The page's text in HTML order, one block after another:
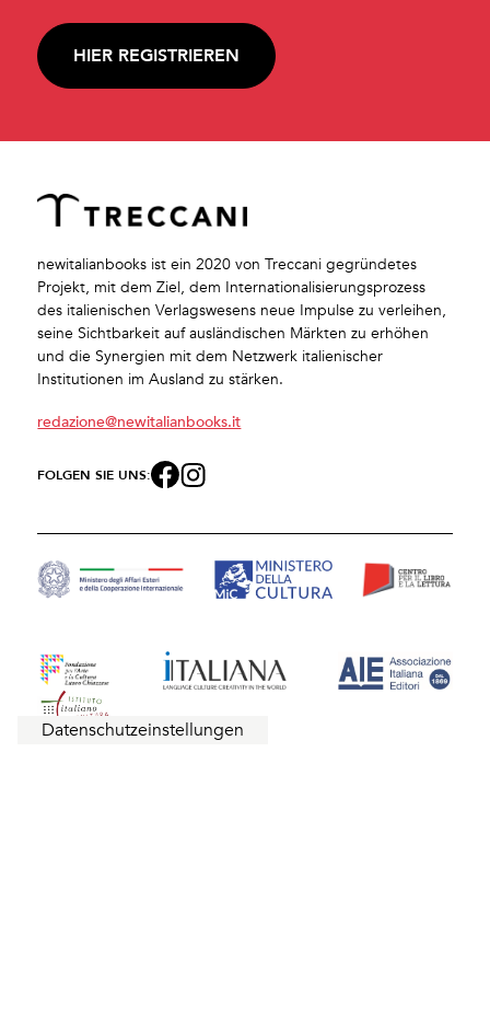
HIER REGISTRIEREN
newitalianbooks ist ein 2020 von Treccani gegründetes
Projekt, mit dem Ziel, dem Internationalisierungsprozess
des italienischen Verlagswesens neue Impulse zu verleihen,
seine Sichtbarkeit auf ausländischen Märkten zu erhöhen
und die Synergien mit dem Netzwerk italienischer
Institutionen im Ausland zu stärken.
redazione@newitalianbooks.it
FOLGEN SIE UNS: